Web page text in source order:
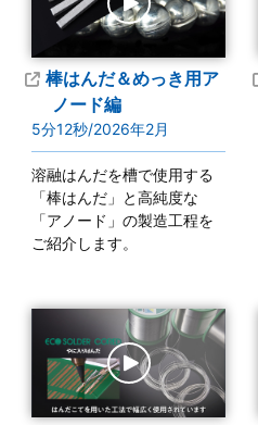
棒はんだ＆めっき用ア
ノード編
5分12秒/2026年2月
溶融はんだを槽で使用する
「棒はんだ」と高純度な
「アノード」の製造工程を
ご紹介します。